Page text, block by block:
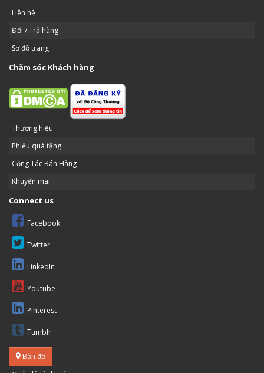
Liên hệ
Đổi / Trả hàng
Sơ đồ trang
Chăm sóc Khách hàng
Thương hiệu
Phiếu quà tặng
Cộng Tác Bán Hàng
Khuyến mãi
Connect us
Facebook
Twitter
LinkedIn
Youtube
Pinterest
Tumblr
Bản đồ